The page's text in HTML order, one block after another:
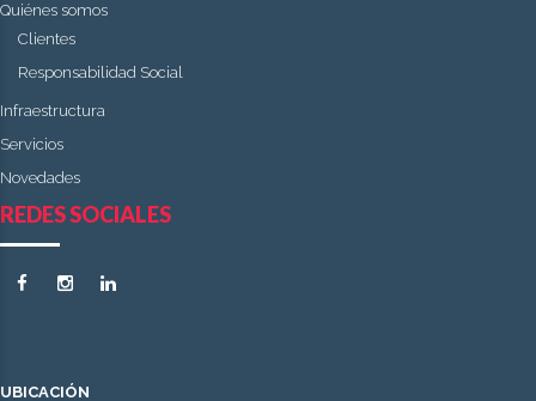
Quiénes somos
Clientes
Responsabilidad Social
Infraestructura
Servicios
Novedades
REDES SOCIALES
UBICACIÓN